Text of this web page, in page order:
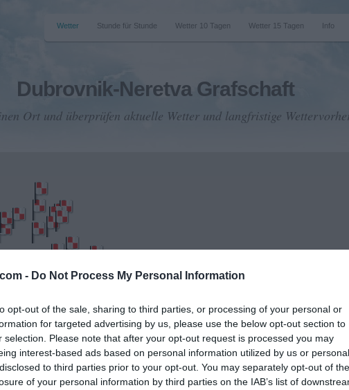
- Do Not Process My Personal Information
opt-out of the sale, sharing to third parties, or processing of your personal or
for targeted advertising by us, please use the below opt-out section to
selection. Please note that after your opt-out request is processed you may
interest-based ads based on personal information utilized by us or personal
to third parties prior to your opt-out. You may separately opt-out of the
of your personal information by third parties on the IAB’s list of
Wetter Stunde für Stunde Wetter 10 Tagen Wetter 15 Tagen Info
Dubrovnik-Neretva Grafschaft
Ort und überprüfen aktuelle Wetter und langfristige